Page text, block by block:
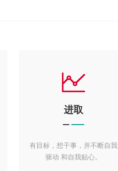
进取
有目标，想干事，并不断自我
驱动 和自我贴心。